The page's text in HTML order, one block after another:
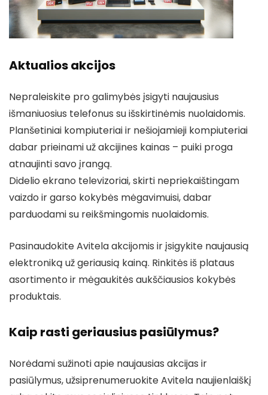
Aktualios akcijos
Nepraleiskite pro galimybės įsigyti naujausius
išmaniuosius telefonus su išskirtinėmis nuolaidomis.
Planšetiniai kompiuteriai ir nešiojamieji kompiuteriai
dabar prieinami už akcijines kainas – puiki proga
atnaujinti savo įrangą.
Didelio ekrano televizoriai, skirti nepriekaištingam
vaizdo ir garso kokybės mėgavimuisi, dabar
parduodami su reikšmingomis nuolaidomis.
Pasinaudokite Avitela akcijomis ir įsigykite naujausią
elektroniką už geriausią kainą. Rinkitės iš plataus
asortimento ir mėgaukitės aukščiausios kokybės
produktais.
Kaip rasti geriausius pasiūlymus?
Norėdami sužinoti apie naujausias akcijas ir
pasiūlymus, užsiprenumeruokite Avitela naujienlaiškį